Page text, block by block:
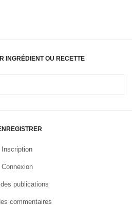
INGRÉDIENT OU RECETTE
Inscription
Connexion
publications
commentaires